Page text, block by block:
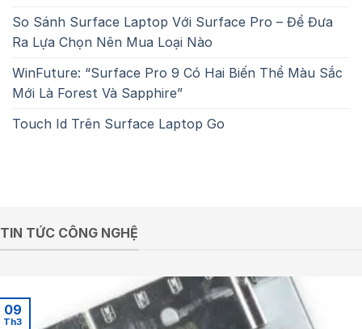
So Sánh Surface Laptop Với Surface Pro – Để Đưa
Ra Lựa Chọn Nên Mua Loại Nào
WinFuture: “Surface Pro 9 Có Hai Biến Thể Màu Sắc
Mới Là Forest Và Sapphire”
Touch Id Trên Surface Laptop Go
TIN TỨC CÔNG NGHỆ
09
Th3